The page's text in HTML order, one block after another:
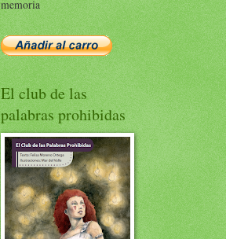
memoria
El club de las
palabras prohibidas